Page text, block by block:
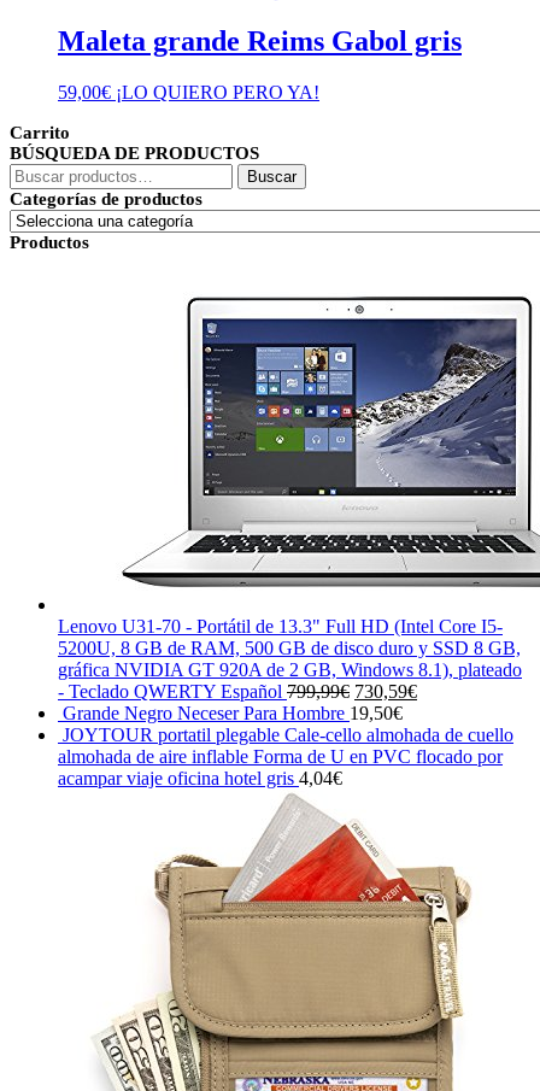
Maleta grande Reims Gabol gris
59,00€ ¡LO QUIERO PERO YA!
Carrito
BÚSQUEDA DE PRODUCTOS
Buscar
por:
Buscar
Categorías de productos
Productos
Lenovo U31-70 - Portátil de 13.3" Full HD (Intel Core I5-
5200U, 8 GB de RAM, 500 GB de disco duro y SSD 8 GB,
gráfica NVIDIA GT 920A de 2 GB, Windows 8.1), plateado
- Teclado QWERTY Español 799,99€ El
precio
original
era:
730,59€El
actual
es:
Grande Negro Neceser Para Hombre 19,50€
JOYTOUR portatil plegable Cale-cello almohada de cuello
almohada de aire inflable Forma de U en PVC flocado por
acampar viaje oficina hotel gris 4,04€